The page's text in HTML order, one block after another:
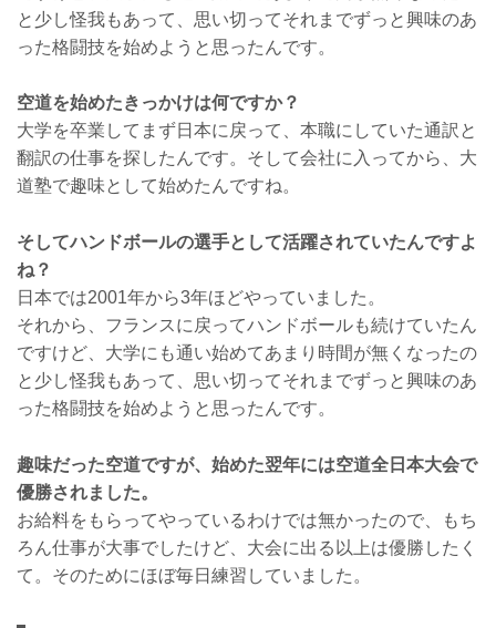
と少し怪我もあって、思い切ってそれまでずっと興味のあ
った格闘技を始めようと思ったんです。
空道を始めたきっかけは何ですか？
大学を卒業してまず日本に戻って、本職にしていた通訳と
翻訳の仕事を探したんです。そして会社に入ってから、大
道塾で趣味として始めたんですね。
そしてハンドボールの選手として活躍されていたんですよ
ね？
日本では2001年から3年ほどやっていました。
それから、フランスに戻ってハンドボールも続けていたん
ですけど、大学にも通い始めてあまり時間が無くなったの
と少し怪我もあって、思い切ってそれまでずっと興味のあ
った格闘技を始めようと思ったんです。
趣味だった空道ですが、始めた翌年には空道全日本大会で
優勝されました。
お給料をもらってやっているわけでは無かったので、もち
ろん仕事が大事でしたけど、大会に出る以上は優勝したく
て。そのためにほぼ毎日練習していました。